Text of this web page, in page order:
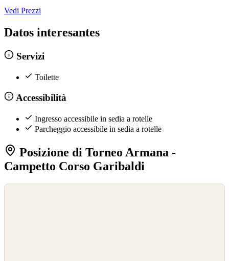
Vedi Prezzi
Datos interesantes
Servizi
Toilette
Accessibilità
Ingresso accessibile in sedia a rotelle
Parcheggio accessibile in sedia a rotelle
Posizione di Torneo Armana -
Campetto Corso Garibaldi